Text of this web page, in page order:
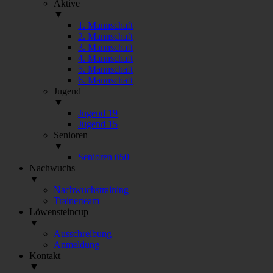
Aktive
▼
1. Mannschaft
2. Mannschaft
3. Mannschaft
4. Mannschaft
5. Mannschaft
6. Mannschaft
Jugend
▼
Jugend 19
Jugend 15
Senioren
▼
Senioren ü50
Nachwuchs
▼
Nachwuchstraining
Trainerteam
Löwensteincup
▼
Ausschreibung
Anmeldung
Kontakt
▼